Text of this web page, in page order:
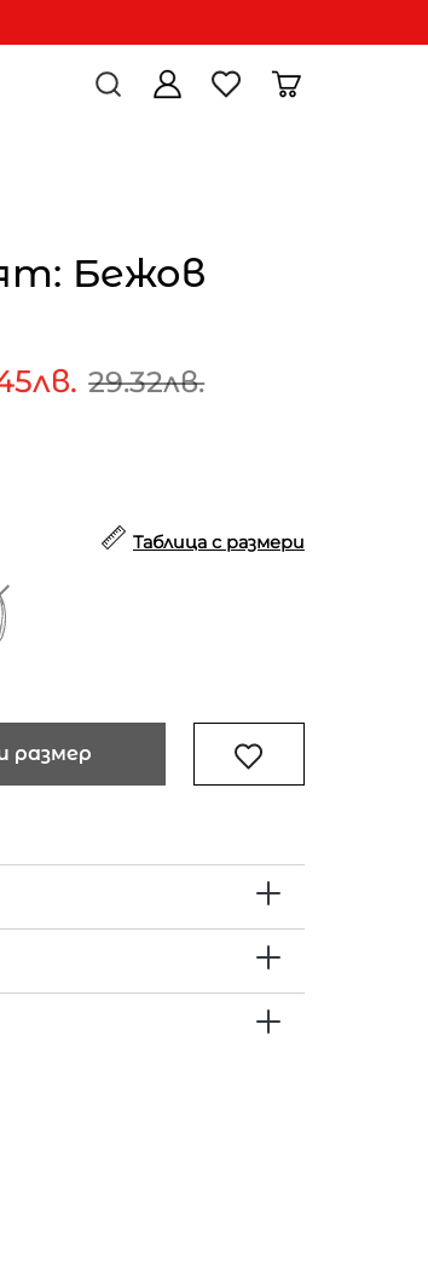
Бежов
29.32лв.
Таблица с размери
размер